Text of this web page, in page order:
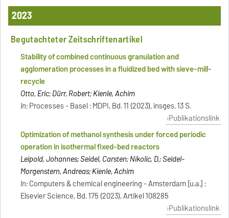
2023
Begutachteter Zeitschriftenartikel
Stability of combined continuous granulation and
agglomeration processes in a fluidized bed with sieve-mill-
recycle
Otto, Eric; Dürr, Robert; Kienle, Achim
In:Processes - Basel : MDPI, Bd. 11 (2023), insges. 13 S.
Publikationslink
Optimization of methanol synthesis under forced periodic
operation in isothermal fixed-bed reactors
Leipold, Johannes; Seidel, Carsten; Nikolic, D.; Seidel-
Morgenstern, Andreas; Kienle, Achim
In:Computers & chemical engineering - Amsterdam [u.a.] :
Elsevier Science, Bd. 175 (2023), Artikel 108285
Publikationslink